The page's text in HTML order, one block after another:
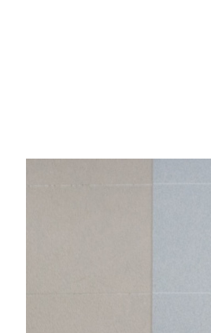
NVIDIA (輝達)
智慧物聯網
台灣新創公司